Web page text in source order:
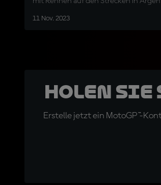
11 Nov. 2023
Holen
Erstelle jetzt ein MotoGP™-